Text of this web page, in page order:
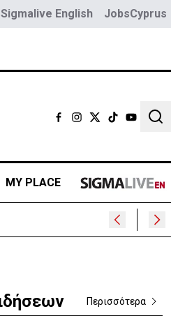
Sigmalive English JobsCyprus
MY PLACE
Περισσότερα